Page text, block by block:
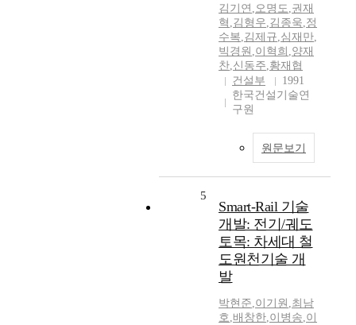
김기연 ,오명도,권재
혁 ,김형우,김종욱,정
수복,김제규,심재만,
빅경원 ,이혁희 ,양재
찬,신동주,황재협
건설부
1991
한국건설기술연
구원
원문보기
5
Smart-Rail 기술
개발: 전기/궤도
토목: 차세대 철
도원천기술 개
발
박현준,이기원 ,최남
호,배창한,이병송,이